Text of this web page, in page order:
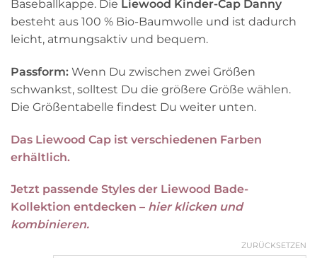
Baseballkappe. Die Liewood Kinder-Cap Danny
besteht aus 100 % Bio-Baumwolle und ist dadurch
leicht, atmungsaktiv und bequem.
Passform: Wenn Du zwischen zwei Größen
schwankst, solltest Du die größere Größe wählen.
Die Größentabelle findest Du weiter unten.
Das Liewood Cap ist verschiedenen Farben
erhältlich.
Jetzt passende Styles der Liewood Bade-
Kollektion entdecken – hier klicken und
kombinieren.
ZURÜCKSETZEN